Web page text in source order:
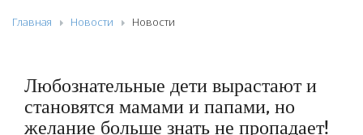
НОВОСТИ
К СВЕДЕНИЮ
КОНКУРСЫ
ФОТОРЕПОРТАЖИ
Главная Новости Новости
Любознательные дети вырастают и
становятся мамами и папами, но
желание больше знать не пропадает!